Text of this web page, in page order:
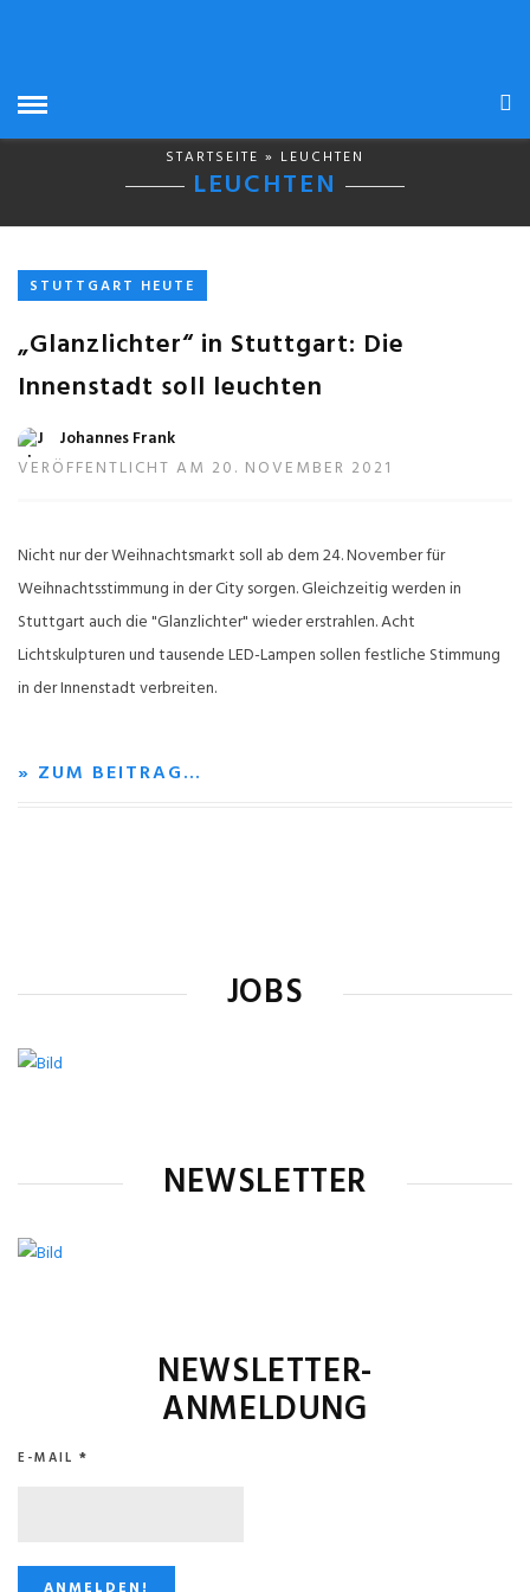
STARTSEITE » LEUCHTEN
LEUCHTEN
STUTTGART HEUTE
„Glanzlichter“ in Stuttgart: Die
Innenstadt soll leuchten
Johannes Frank
VERÖFFENTLICHT AM 20. NOVEMBER 2021
Nicht nur der Weihnachtsmarkt soll ab dem 24. November für
Weihnachtsstimmung in der City sorgen. Gleichzeitig werden in
Stuttgart auch die "Glanzlichter" wieder erstrahlen. Acht
Lichtskulpturen und tausende LED-Lampen sollen festliche Stimmung
in der Innenstadt verbreiten.
» ZUM BEITRAG…
JOBS
NEWSLETTER
NEWSLETTER-
ANMELDUNG
E-MAIL *